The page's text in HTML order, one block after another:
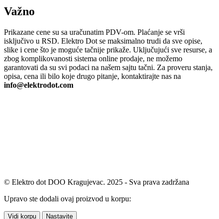
Važno
Prikazane cene su sa uračunatim PDV-om. Plaćanje se vrši
isključivo u RSD. Elektro Dot se maksimalno trudi da sve opise,
slike i cene što je moguće tačnije prikaže. Uključujući sve resurse, a
zbog komplikovanosti sistema online prodaje, ne možemo
garantovati da su svi podaci na našem sajtu tačni. Za proveru stanja,
opisa, cena ili bilo koje drugo pitanje, kontaktirajte nas na
info@elektrodot.com
© Elektro dot DOO Kragujevac. 2025 - Sva prava zadržana
Upravo ste dodali ovaj proizvod u korpu:
Vidi korpu Nastavite